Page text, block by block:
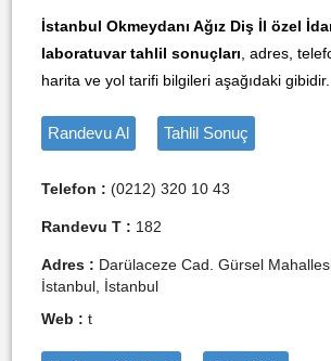
İstanbul Okmeydanı Ağız Diş İl özel
laboratuvar tahlil sonuçları , adres,
harita ve yol tarifi bilgileri aşağıdaki gibidir.
Randevu Al Tahlil Sonuç
Telefon : (0212) 320 10 43
Randevu T : 182
Adres : Darülaceze Cad. Gürsel
İstanbul, İstanbul
Web : t